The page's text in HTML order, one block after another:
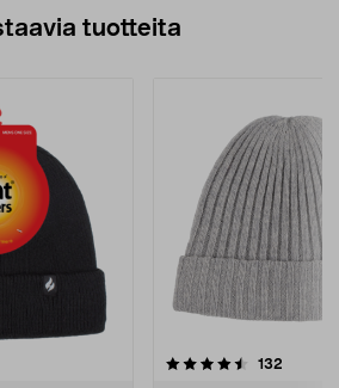
tuotteita
132
4.5viidestä